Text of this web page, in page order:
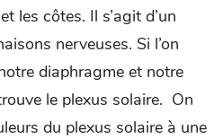
les côtes. Il s’agit d’un
nerveuses. Si l’on
diaphragme et notre
le plexus solaire. On
du plexus solaire à une